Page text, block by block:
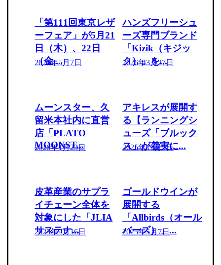
「第111回東京レザ
ーフェア」が5月21
日（木）、22日
（金...
2026年5月7日
ハンズフリーシュ
ーズ専門ブランド
「Kizik（キジッ
ク）」を...
2026年3月27日
ムーンスター、久
留米本社内に直営
店「PLATO
MOONST...
2026年1月23日
アキレスが展開す
る【ランニングシ
ューズ「ブルック
ス」が着実に...
2025年11月5日
皮革産業のサプラ
イチェーン全体を
対象にした「JLIA
サステナ...
2025年9月16日
ゴールドウインが
展開する
「Allbirds（オール
バーズ）」...
2025年5月7日